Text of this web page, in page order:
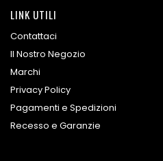
LINK UTILI
Contattaci
Il Nostro Negozio
Marchi
Privacy Policy
Pagamenti e Spedizioni
Recesso e Garanzie